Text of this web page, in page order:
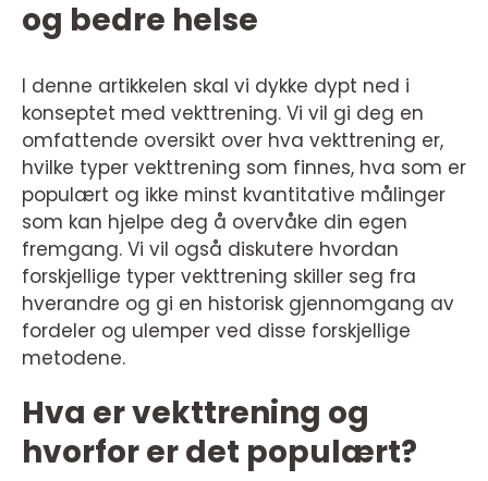
og bedre helse
I denne artikkelen skal vi dykke dypt ned i
konseptet med vekttrening. Vi vil gi deg en
omfattende oversikt over hva vekttrening er,
hvilke typer vekttrening som finnes, hva som er
populært og ikke minst kvantitative målinger
som kan hjelpe deg å overvåke din egen
fremgang. Vi vil også diskutere hvordan
forskjellige typer vekttrening skiller seg fra
hverandre og gi en historisk gjennomgang av
fordeler og ulemper ved disse forskjellige
metodene.
Hva er vekttrening og
hvorfor er det populært?